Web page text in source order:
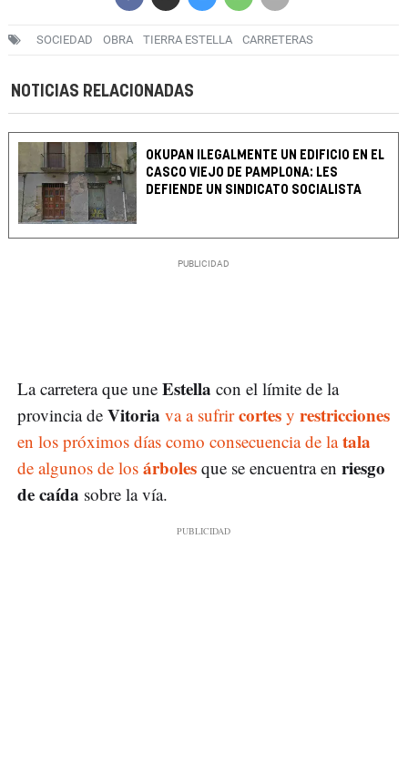
SOCIEDAD OBRA TIERRA ESTELLA CARRETERAS
NOTICIAS RELACIONADAS
OKUPAN ILEGALMENTE UN EDIFICIO EN EL
CASCO VIEJO DE PAMPLONA: LES
DEFIENDE UN SINDICATO SOCIALISTA
La carretera que une Estella con el límite de la
provincia de Vitoria va a sufrircortes y restricciones
en los próximos días como consecuencia de latala
de algunos de los árboles que se encuentra en riesgo
de caída sobre la vía.